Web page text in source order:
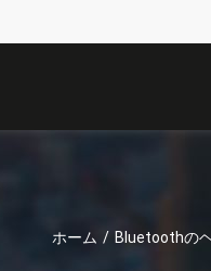
ホーム / Bluetoothの